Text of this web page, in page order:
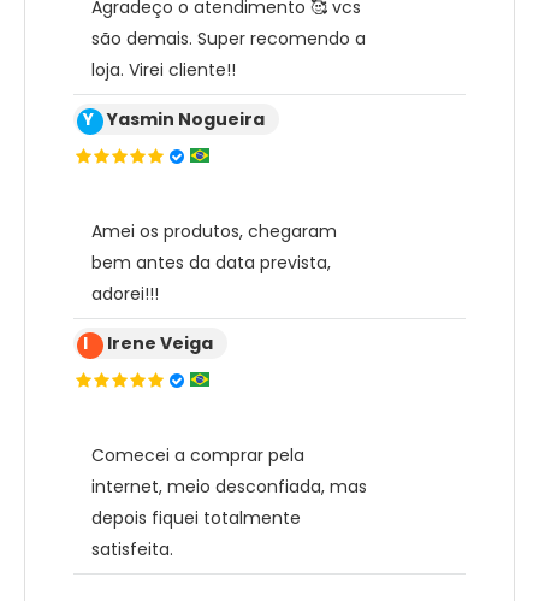
Agradeço o atendimento 🥰 vcs
são demais. Super recomendo a
loja. Virei cliente!!
Y Yasmin Nogueira
Amei os produtos, chegaram
bem antes da data prevista,
adorei!!!
I Irene Veiga
Comecei a comprar pela
internet, meio desconfiada, mas
depois fiquei totalmente
satisfeita.